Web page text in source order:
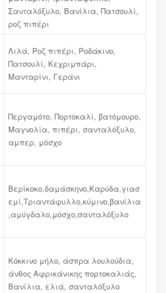
Σανταλόξυλο, Βανίλια, Πατσουλί,
ροζ πιπέρι
Λιλά, Ροζ πιπέρι, Ροδάκινο,
Πατσουλί, Κεχριμπάρι,
Μανταρίνι, Γεράνι
Περγαμότο, Πορτοκαλί, βατόμουρο,
Μαγνολία, πιπέρι, σανταλόξυλο,
αμπερ, μόσχο
Βερίκοκο,δαμάσκηνο,Καρύδα,γιασ
εμί,Τριαντάφυλλο,κύμινο,βανίλια
,αμύγδαλο,μόσχο,σανταλόξυλο
Κόκκινο μήλο, άσπρα λουλούδια,
άνθος Αφρικάνικης πορτοκαλιάς,
Βανίλια, ελιά, σανταλόξυλο